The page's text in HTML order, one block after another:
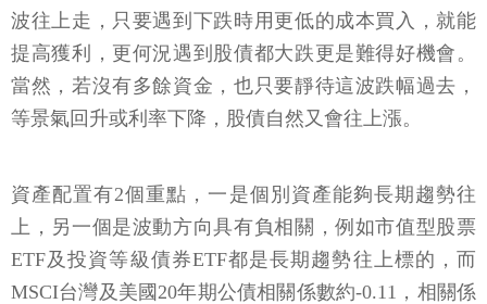
波往上走，只要遇到下跌時用更低的成本買入，就能
提高獲利，更何況遇到股債都大跌更是難得好機會。
當然，若沒有多餘資金，也只要靜待這波跌幅過去，
等景氣回升或利率下降，股債自然又會往上漲。
資產配置有2個重點，一是個別資產能夠長期趨勢往
上，另一個是波動方向具有負相關，例如市值型股票
ETF及投資等級債券ETF都是長期趨勢往上標的，而
MSCI台灣及美國20年期公債相關係數約-0.11，相關係